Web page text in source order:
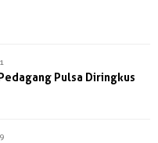
Pulsa Diringkus